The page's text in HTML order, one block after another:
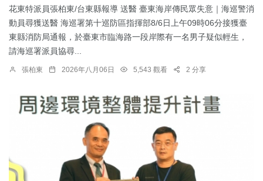
花東特派員張柏東/台東縣報導 送醫 臺東海岸傳民眾失意｜海巡警消
動員尋獲送醫 海巡署第十巡防區指揮部8/6日上午09時06分接獲臺
東縣消防局通報，於臺東市臨海路一段岸際有一名男子疑似輕生，
請海巡署派員協尋...
張柏東 2026年八月06日 5,543 觀看 2 分享